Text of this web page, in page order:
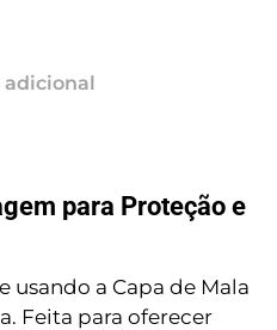
adicional
para Proteção e
a Capa de Mala
Feita para oferecer